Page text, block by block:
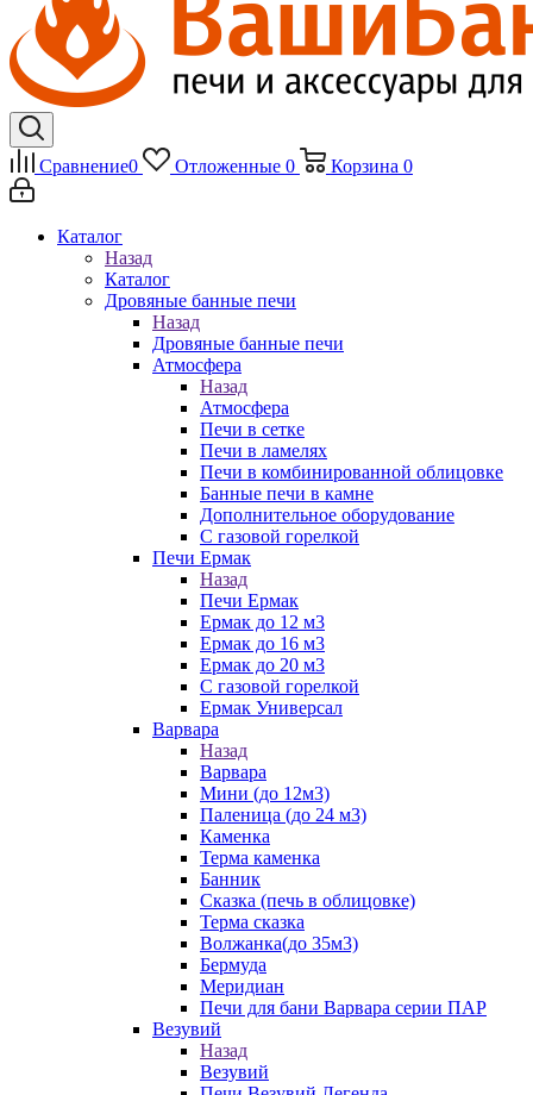
Сравнение0 Отложенные 0 Корзина 0
Каталог
Назад
Каталог
Дровяные банные печи
Назад
Дровяные банные печи
Атмосфера
Назад
Атмосфера
Печи в сетке
Печи в ламелях
Печи в комбинированной облицовке
Банные печи в камне
Дополнительное оборудование
С газовой горелкой
Печи Ермак
Назад
Печи Ермак
Ермак до 12 м3
Ермак до 16 м3
Ермак до 20 м3
С газовой горелкой
Ермак Универсал
Варвара
Назад
Варвара
Мини (до 12м3)
Паленица (до 24 м3)
Каменка
Терма каменка
Банник
Сказка (печь в облицовке)
Терма сказка
Волжанка(до 35м3)
Бермуда
Меридиан
Печи для бани Варвара серии ПАР
Везувий
Назад
Везувий